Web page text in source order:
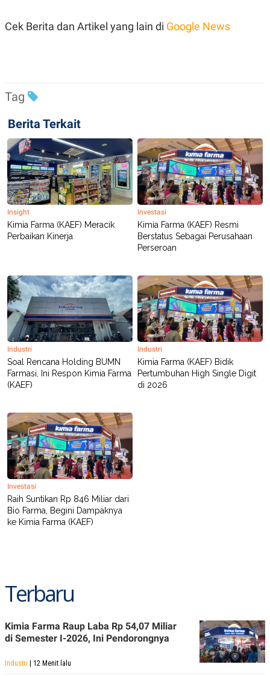
Cek Berita dan Artikel yang lain di Google News
Tag
Berita Terkait
Insight
Kimia Farma (KAEF) Meracik
Perbaikan Kinerja
Investasi
Kimia Farma (KAEF) Resmi
Berstatus Sebagai Perusahaan
Perseroan
Industri
Soal Rencana Holding BUMN
Farmasi, Ini Respon Kimia Farma
(KAEF)
Industri
Kimia Farma (KAEF) Bidik
Pertumbuhan High Single Digit
di 2026
Investasi
Raih Suntikan Rp 846 Miliar dari
Bio Farma, Begini Dampaknya
ke Kimia Farma (KAEF)
Terbaru
Kimia Farma Raup Laba Rp 54,07 Miliar
di Semester I-2026, Ini Pendorongnya
Industri | 12 Menit lalu